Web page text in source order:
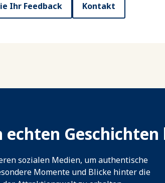
Ihr Feedback Kontakt
sozialen Medien, um authentische
Momente und Blicke hinter die